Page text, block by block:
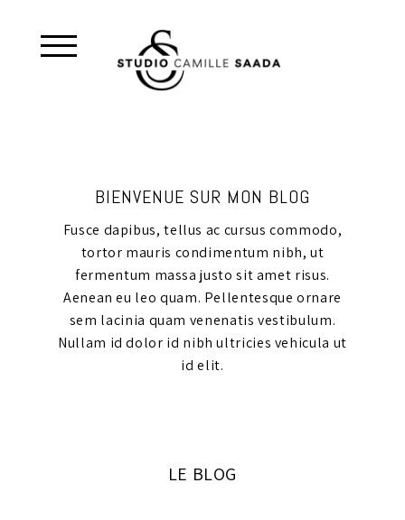
BIENVENUE SUR MON BLOG
Fusce dapibus, tellus ac cursus commodo,
tortor mauris condimentum nibh, ut
fermentum massa justo sit amet risus.
Aenean eu leo quam. Pellentesque ornare
sem lacinia quam venenatis vestibulum.
Nullam id dolor id nibh ultricies vehicula ut
id elit.
LE BLOG